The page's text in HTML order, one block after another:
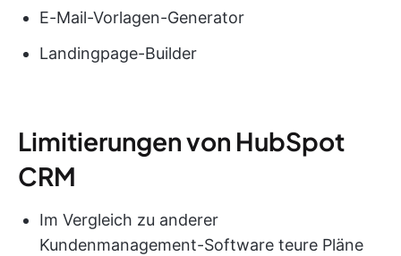
E-Mail-Vorlagen-Generator
Landingpage-Builder
Limitierungen von HubSpot
CRM
Im Vergleich zu anderer
Kundenmanagement-Software teure Pläne